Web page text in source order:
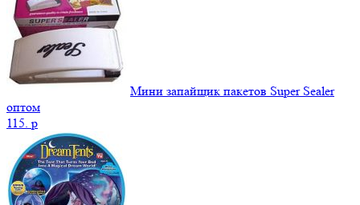
Мини запайщик пакетов Super Sealer
оптом
115. p